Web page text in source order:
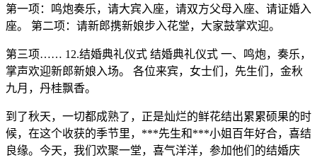
第一项：鸣炮奏乐，请大宾入座，请双方父母入座、请证婚入
座。 第二项：请新郎携新娘步入花堂，大家鼓掌欢迎。
第三项…… 12.结婚典礼仪式 结婚典礼仪式 一、鸣炮，奏乐，
掌声欢迎新郎新娘入场。 各位来宾，女士们，先生们，金秋
九月，丹桂飘香。
到了秋天，一切都成熟了，正是灿烂的鲜花结出累累硕果的时
候，在这个收获的季节里，***先生和***小姐百年好合，喜结
良缘。今天，我们欢聚一堂，喜气洋洋，参加他们的结婚庆